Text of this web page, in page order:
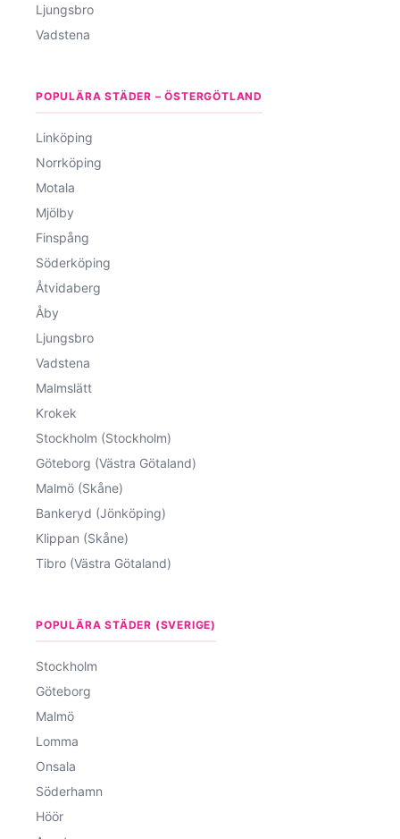
Ljungsbro
Vadstena
POPULÄRA STÄDER – ÖSTERGÖTLAND
Linköping
Norrköping
Motala
Mjölby
Finspång
Söderköping
Åtvidaberg
Åby
Ljungsbro
Vadstena
Malmslätt
Krokek
Stockholm (Stockholm)
Göteborg (Västra Götaland)
Malmö (Skåne)
Bankeryd (Jönköping)
Klippan (Skåne)
Tibro (Västra Götaland)
POPULÄRA STÄDER (SVERIGE)
Stockholm
Göteborg
Malmö
Lomma
Onsala
Söderhamn
Höör